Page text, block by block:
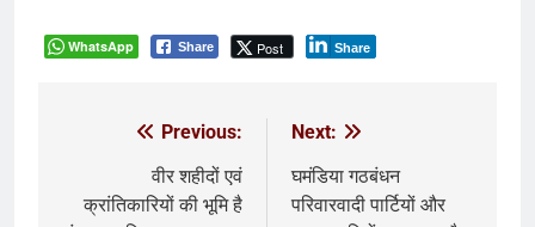
WhatsApp Share Post Share
navigation
Previous:
वीर शहीदों एवं
क्रांतिकारियों की भूमि है
Next:
घमंडिया गठबंधन
परिवारवादी पार्टियों और